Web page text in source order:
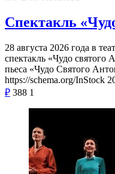
Спектакль
28 августа 2026 года в
спектакль «Чудо святого
пьеса «Чудо Святого
https://schema.org/InStock
₽ 388 1